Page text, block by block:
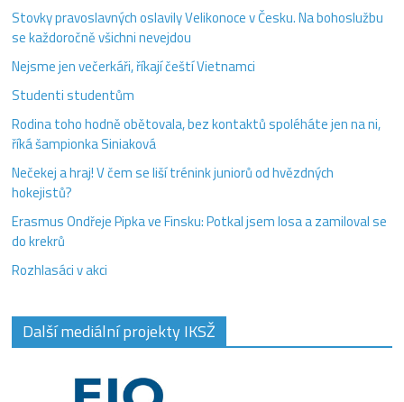
Stovky pravoslavných oslavily Velikonoce v Česku. Na bohoslužbu
se každoročně všichni nevejdou
Nejsme jen večerkáři, říkají čeští Vietnamci
Studenti studentům
Rodina toho hodně obětovala, bez kontaktů spoléháte jen na ni,
říká šampionka Siniaková
Nečekej a hraj! V čem se liší trénink juniorů od hvězdných
hokejistů?
Erasmus Ondřeje Pipka ve Finsku: Potkal jsem losa a zamiloval se
do krekrů
Rozhlasáci v akci
Další mediální projekty IKSŽ